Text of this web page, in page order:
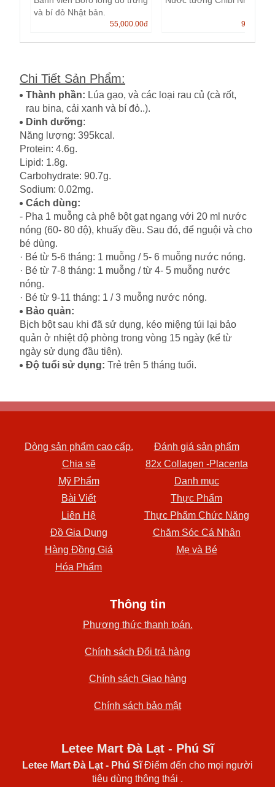
và bí đỏ Nhật bản.
55,000.00đ 99,000.00
Chi Tiết Sản Phẩm:
Thành phần: Lúa gạo, và các loại rau củ (cà rốt,
rau bina, cải xanh và bí đỏ..).
Dinh dưỡng:
Năng lượng: 395kcal.
Protein: 4.6g.
Lipid: 1.8g.
Carbohydrate: 90.7g.
Sodium: 0.02mg.
Cách dùng:
- Pha 1 muỗng cà phê bột gạt ngang với 20 ml nước
nóng (60- 80 độ), khuấy đều. Sau đó, để nguội và cho
bé dùng.
· Bé từ 5-6 tháng: 1 muỗng / 5- 6 muỗng nước nóng.
· Bé từ 7-8 tháng: 1 muỗng / từ 4- 5 muỗng nước
nóng.
· Bé từ 9-11 tháng: 1 / 3 muỗng nước nóng.
Bảo quản:
Bịch bột sau khi đã sử dụng, kéo miệng túi lại bảo
quản ở nhiệt độ phòng trong vòng 15 ngày (kể từ
ngày sử dụng đầu tiên).
Độ tuổi sử dụng: Trẻ trên 5 tháng tuổi.
Dòng sản phẩm cao cấp.
Đánh giá sản phẩm
Chia sẽ
82x Collagen -Placenta
Mỹ Phẩm
Danh mục
Bài Viết
Thực Phẩm
Liên Hệ
Thực Phẩm Chức Năng
Đồ Gia Dụng
Chăm Sóc Cá Nhân
Hàng Đồng Giá
Mẹ và Bé
Hóa Phẩm
Thông tin
Phương thức thanh toán.
Chính sách Đổi trả hàng
Chính sách Giao hàng
Chính sách bảo mật
Letee Mart Đà Lạt - Phú Sĩ
Letee Mart Đà Lạt - Phú SĩĐiểm đến cho mọi người
tiêu dùng thông thái .